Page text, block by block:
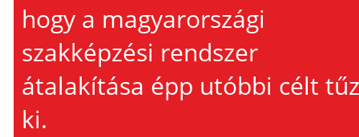
hogy a magyarországi
szakképzési rendszer
átalakítása épp utóbbi célt
ki.